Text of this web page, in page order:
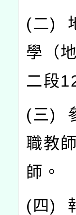
(二)
學（
二段
(三)
職教
師。
( 四)